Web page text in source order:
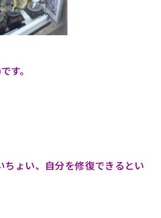
す。
ちょい、自分を修復できるとい